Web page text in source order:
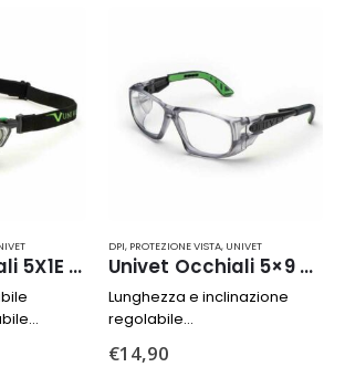
Univet Occhiali 5X1E Hybrid
DPI, PROTEZIONE VISTA, UNIVET
Univet Occhiali 5×9 Clear 2
Lunghezza e inclinazione
regolabile
€14,90